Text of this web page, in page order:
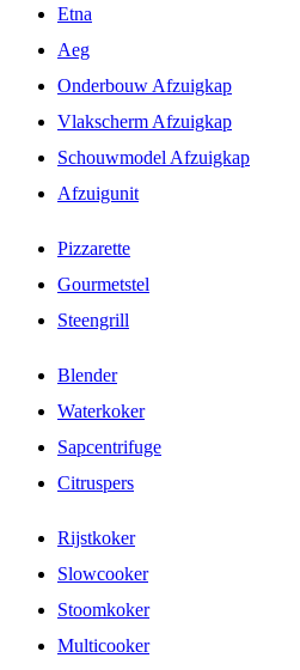
Etna
Aeg
Onderbouw Afzuigkap
Vlakscherm Afzuigkap
Schouwmodel Afzuigkap
Afzuigunit
Pizzarette
Gourmetstel
Steengrill
Blender
Waterkoker
Sapcentrifuge
Citruspers
Rijstkoker
Slowcooker
Stoomkoker
Multicooker